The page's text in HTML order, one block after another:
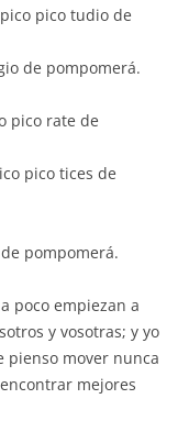
pico tudio de
de pompomerá.
pico rate de
pico tices de
pompomerá.
poco empiezan a
y vosotras; y yo
pienso mover nunca
mejores